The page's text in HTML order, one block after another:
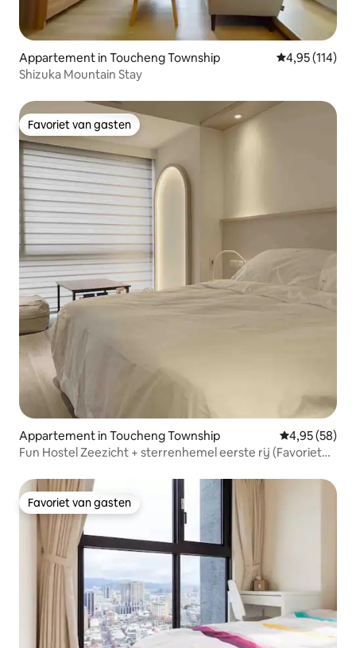
Appartement in Toucheng Township Gemiddelde
4,95 (114)
Shizuka Mountain Stay
Favoriet van gasten
Favoriet van gasten
Appartement in Toucheng Township Gemiddelde
4,95 (58)
Fun Hostel Zeezicht + sterrenhemel eerste rij (Favoriet
Favoriet van gasten
Favoriet van gasten